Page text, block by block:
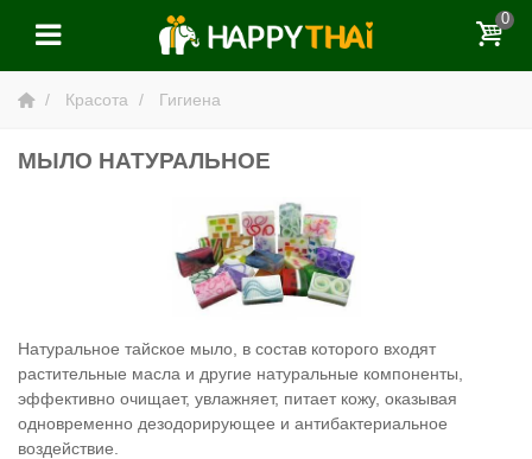
0
Красота Гигиена
МЫЛО НАТУРАЛЬНОЕ
Натуральное тайское мыло, в состав которого входят
растительные масла и другие натуральные компоненты,
эффективно очищает, увлажняет, питает кожу, оказывая
одновременно дезодорирующее и антибактериальное
воздействие.